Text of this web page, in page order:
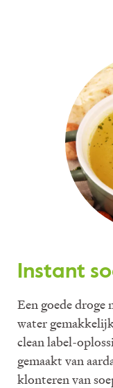
Instant
Een goede
water
clean label-
gemaakt van
klonteren van